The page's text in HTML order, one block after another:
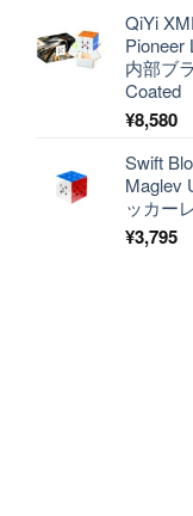
QiYi
Pioneer
内部ブ
Coated
¥8,580
Swift
Maglev
ッカー
¥3,795